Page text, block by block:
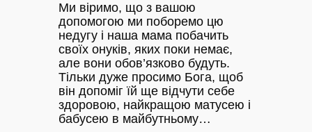
Ми віримо, що з вашою
допомогою ми поборемо цю
недугу і наша мама побачить
своїх онуків, яких поки немає,
але вони обов’язково будуть.
Тільки дуже просимо Бога, щоб
він допоміг їй ще відчути себе
здоровою, найкращою матусею і
бабусею в майбутньому…